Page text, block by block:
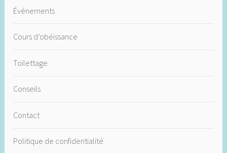
Événements
Cours d’obéissance
Toilettage
Conseils
Contact
Politique de confidentialité